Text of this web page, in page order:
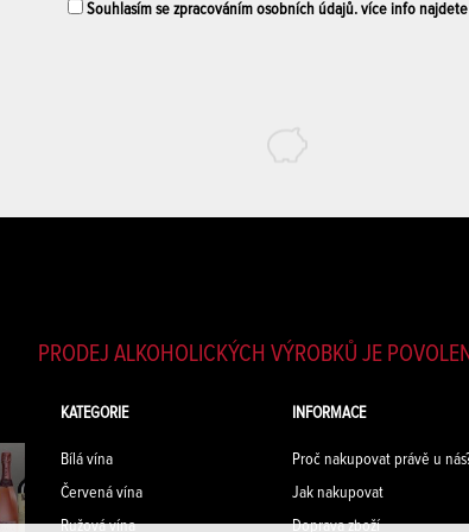
Souhlasím se zpracováním osobních údajů. více info
PRODEJ ALKOHOLICKÝCH VÝROBKŮ JE
KATEGORIE
Bílá vína
Červená vína
Ružová vína
INFORMACE
Proč nakupovat právě u
Jak nakupovat
Doprava zboží